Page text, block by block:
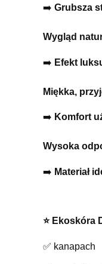
➡️ Grubsza
Wygląd
➡️ Efekt
Miękka,
➡️ Komfort
Wysoka
➡️ Materiał
⭐️ Ekoskóra
✅ kanapach